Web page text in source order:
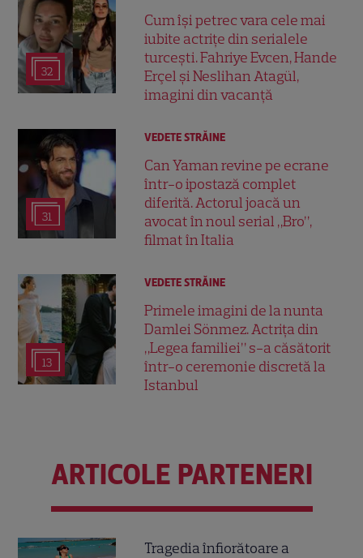
32
Cum își petrec vara cele mai
iubite actrițe din serialele
turcești. Fahriye Evcen, Hande
Erçel și Neslihan Atagül,
imagini din vacanță
31
VEDETE STRĂINE
Can Yaman revine pe ecrane
într-o ipostază complet
diferită. Actorul joacă un
avocat în noul serial „Bro”,
filmat în Italia
13
VEDETE STRĂINE
Primele imagini de la nunta
Damlei Sönmez. Actrița din
„Legea familiei” s-a căsătorit
într-o ceremonie discretă la
Istanbul
ARTICOLE PARTENERI
Tragedia înfiorătoare a